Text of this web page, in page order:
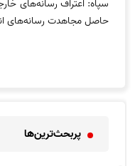
سپاه: اعتراف رسانه‌های
حاصل مجاهدت رسانه‌های
پربحث‌ترین‌ها